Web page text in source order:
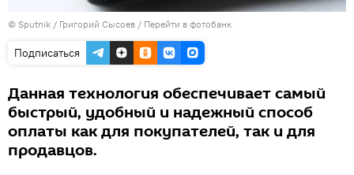
© Sputnik / Григорий Сысоев / Перейти в фотобанк
Подписаться
Данная технология обеспечивает самый
быстрый, удобный и надежный способ
оплаты как для покупателей, так и для
продавцов.